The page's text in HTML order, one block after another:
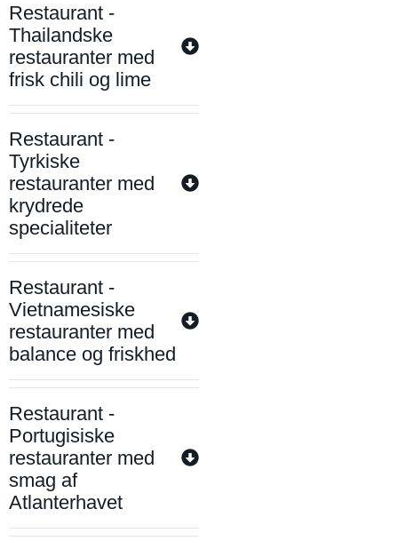
Restaurant -
Thailandske
restauranter med
frisk chili og lime
Restaurant -
Tyrkiske
restauranter med
krydrede
specialiteter
Restaurant -
Vietnamesiske
restauranter med
balance og friskhed
Restaurant -
Portugisiske
restauranter med
smag af
Atlanterhavet